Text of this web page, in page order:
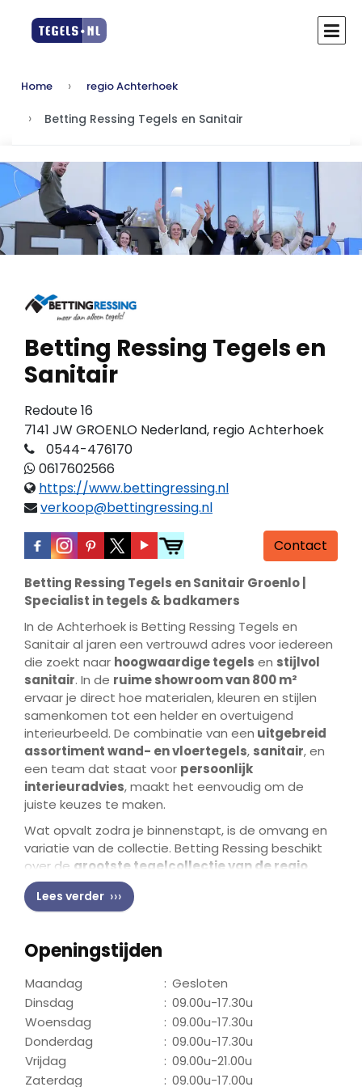
Home regio Achterhoek
Betting Ressing Tegels en Sanitair
Betting Ressing Tegels en
Sanitair
Redoute 16
7141 JW GROENLO Nederland, regio Achterhoek
0544-476170
0617602566
https://www.bettingressing.nl
verkoop@bettingressing.nl
Contact
Betting Ressing Tegels en Sanitair Groenlo |
Specialist in tegels & badkamers
In de Achterhoek is Betting Ressing Tegels en
Sanitair al jaren een vertrouwd adres voor iedereen
die zoekt naar hoogwaardige tegels en stijlvol
sanitair. In de ruime showroom van 800 m²
ervaar je direct hoe materialen, kleuren en stijlen
samenkomen tot een helder en overtuigend
interieurbeeld. De combinatie van een uitgebreid
assortiment wand- en vloertegels, sanitair, en
een team dat staat voor persoonlijk
interieuradvies, maakt het eenvoudig om de
juiste keuzes te maken.
Wat opvalt zodra je binnenstapt, is de omvang en
variatie van de collectie. Betting Ressing beschikt
over de grootste tegelcollectie van de regio
aangevuld metnatuursteen zoals marmer,
graniet en leisteen
voorraad leverbaar, waardoor projecten soepel
kunnen zelfs
weer retour, een zekerheid die je
zelden ziet.
Het team staat klaar metgratis interieuradvies
altijd afgestemd op jouw wensen — of het nu gaat
om een renovatie, nieuwbouw, een compacte
Lees verder
Openingstijden
Maandag : Gesloten
Dinsdag
: 09.00u-17.30u
Woensdag
: 09.00u-17.30u
Donderdag
: 09.00u-17.30u
Vrijdag
: 09.00u-21.00u
Zaterdag
: 09.00u-17.00u